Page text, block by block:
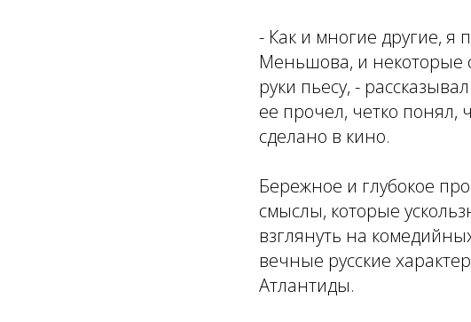
- Как и многие другие,
Меньшова, и некоторые
руки пьесу, -
ее прочел, четко понял,
сделано в кино.
Бережное и глубокое
смыслы, которые
взглянуть на
вечные русские
Атлантиды.